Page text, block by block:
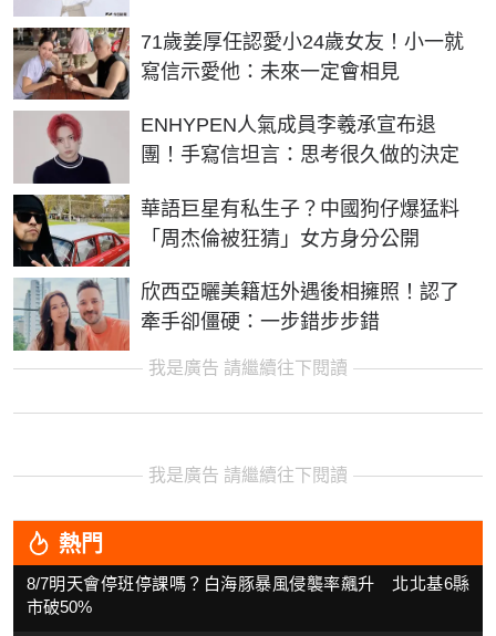
71歲姜厚任認愛小24歲女友！小一就
寫信示愛他：未來一定會相見
ENHYPEN人氣成員李羲承宣布退
團！手寫信坦言：思考很久做的決定
華語巨星有私生子？中國狗仔爆猛料
「周杰倫被狂猜」女方身分公開
欣西亞曬美籍尪外遇後相擁照！認了
牽手卻僵硬：一步錯步步錯
我是廣告 請繼續往下閱讀
我是廣告 請繼續往下閱讀
熱門
8/7明天會停班停課嗎？白海豚暴風侵襲率飆升 北北基6縣
市破50%